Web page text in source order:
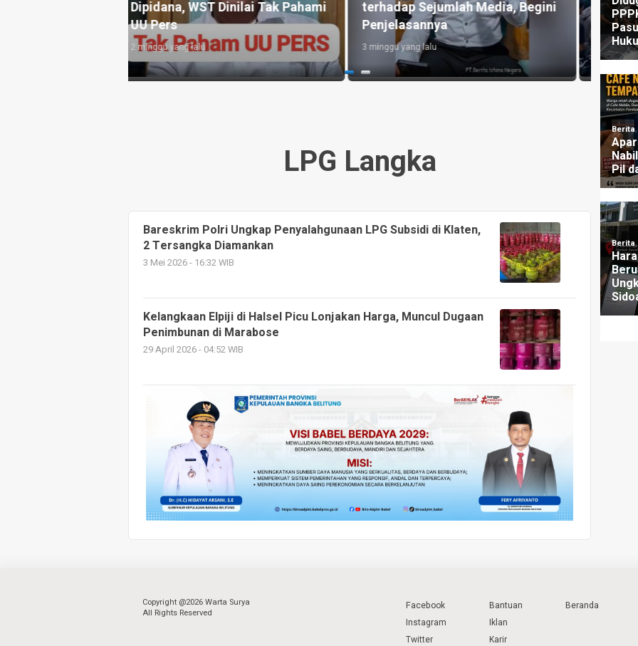
Layanan Penyeberangan ASDP
Diperketat
4 minggu yang lalu
Kabupaten Pasuruan Dikabarkan
Lolos dari Jerat Hukum?
1 bulan yang lalu
UU
2
LPG Langka
Bareskrim Polri Ungkap Penyalahgunaan LPG Subsidi di Klaten,
2 Tersangka Diamankan
3 Mei 2026 - 16:32 WIB
Kelangkaan Elpiji di Halsel Picu Lonjakan Harga, Muncul Dugaan
Penimbunan di Marabose
29 April 2026 - 04:52 WIB
Copyright @2026 Warta Surya
All Rights Reserved
Facebook
Instagram
Twitter
Bantuan
Iklan
Karir
Beranda